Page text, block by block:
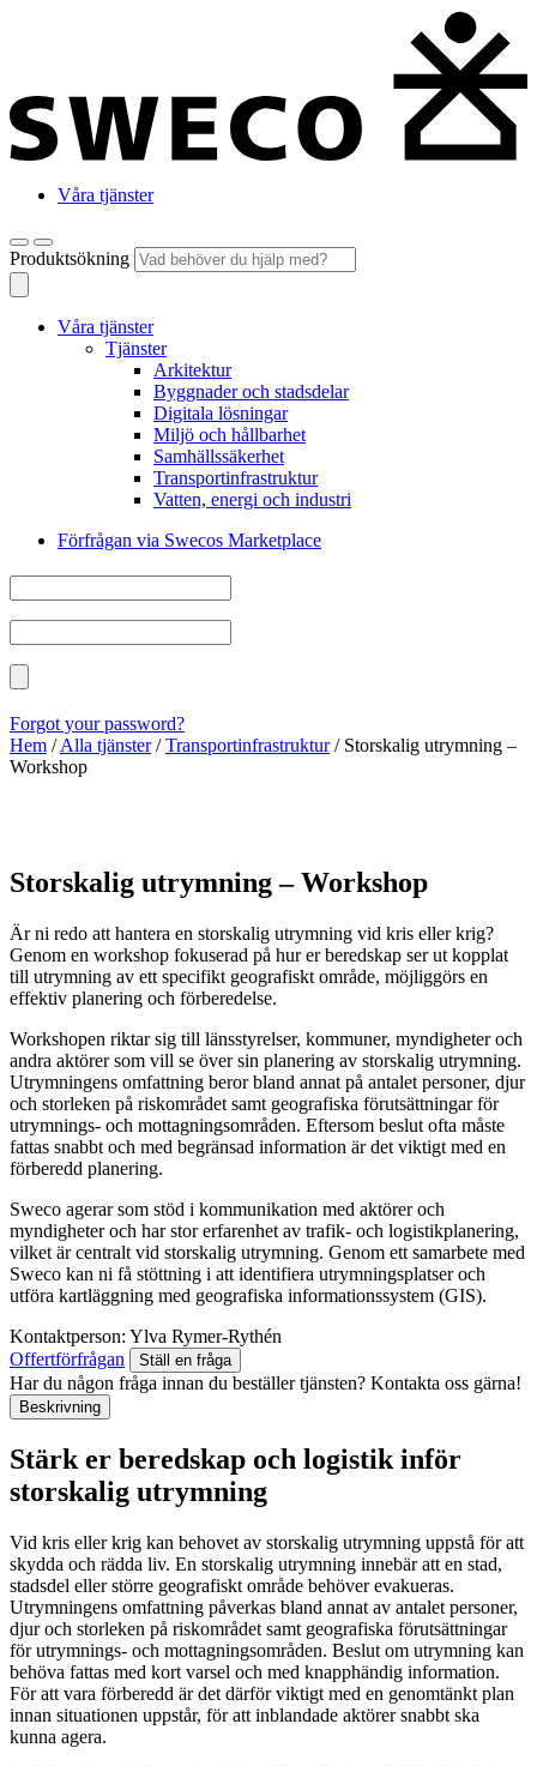
Våra tjänster
Produktsökning
Våra tjänster
Tjänster
Arkitektur
Byggnader och stadsdelar
Digitala lösningar
Miljö och hållbarhet
Samhällssäkerhet
Transportinfrastruktur
Vatten, energi och industri
Förfrågan via Swecos Marketplace
Forgot your password?
Hem /Alla tjänster/Transportinfrastruktur/ Storskalig utrymning –
Workshop
Storskalig utrymning – Workshop
Är ni redo att hantera en storskalig utrymning vid kris eller krig?
Genom en workshop fokuserad på hur er beredskap ser ut kopplat
till utrymning av ett specifikt geografiskt område, möjliggörs en
effektiv planering och förberedelse.
Workshopen riktar sig till länsstyrelser, kommuner, myndigheter och
andra aktörer som vill se över sin planering av storskalig utrymning.
Utrymningens omfattning beror bland annat på antalet personer, djur
och storleken på riskområdet samt geografiska förutsättningar för
utrymnings- och mottagningsområden. Eftersom beslut ofta måste
fattas snabbt och med begränsad information är det viktigt med en
förberedd planering.
Sweco agerar som stöd i kommunikation med aktörer och
myndigheter och har stor erfarenhet av trafik- och logistikplanering,
vilket är centralt vid storskalig utrymning. Genom ett samarbete med
Sweco kan ni få stöttning i att identifiera utrymningsplatser och
utföra kartläggning med geografiska informationssystem (GIS).
Kontaktperson: Ylva Rymer-Rythén
Offertförfrågan
Ställ en fråga
Har du någon fråga innan du beställer tjänsten? Kontakta oss gärna!
Beskrivning
Stärk er beredskap och logistik inför
storskalig utrymning
Vid kris eller krig kan behovet av storskalig utrymning uppstå för att
skydda och rädda liv. En storskalig utrymning innebär att en stad,
stadsdel eller större geografiskt område behöver evakueras.
Utrymningens omfattning påverkas bland annat av antalet personer,
djur och storleken på riskområdet samt geografiska förutsättningar
för utrymnings- och mottagningsområden. Beslut om utrymning kan
behöva fattas med kort varsel och med knapphändig information.
För att vara förberedd är det därför viktigt med en genomtänkt plan
innan situationen uppstår, för att inblandade aktörer snabbt ska
kunna agera.